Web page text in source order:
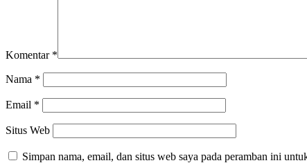
Komentar *
Nama *
Email *
Situs Web
Simpan nama, email, dan situs web saya pada peramban ini